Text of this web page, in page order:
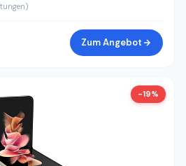
Zum Angebot
-19%